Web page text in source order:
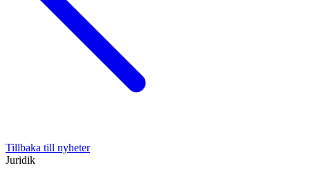
Tillbaka till nyheter
Juridik